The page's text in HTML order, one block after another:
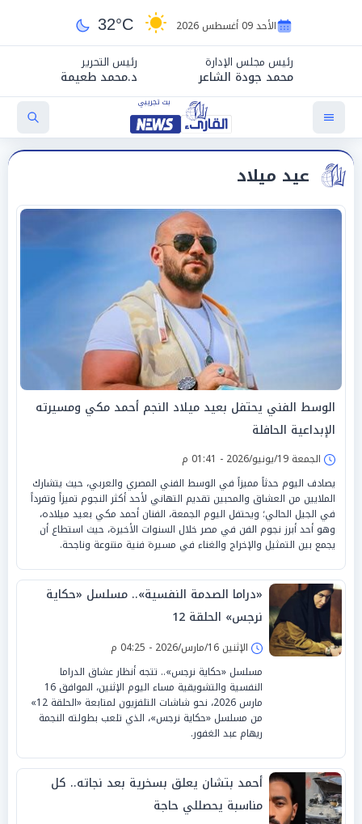
الأحد 09 أغسطس 2026 32°C
رئيس مجلس الإدارة
محمد جودة الشاعر
رئيس التحرير
د.محمد طعيمة
عيد ميلاد
الوسط الفني يحتفل بعيد ميلاد النجم أحمد مكي ومسيرته
الإبداعية الحافلة
الجمعة 19/يونيو/2026 - 01:41 م
يصادف اليوم حدثاً مميزاً في الوسط الفني المصري والعربي، حيث يتشارك
الملايين من العشاق والمحبين تقديم التهاني لأحد أكثر النجوم تميزاً وتفرداً
في الجيل الحالي؛ ويحتفل اليوم الجمعة، الفنان أحمد مكي بعيد ميلاده،
وهو أحد أبرز نجوم الفن في مصر خلال السنوات الأخيرة، حيث استطاع أن
يجمع بين التمثيل والإخراج والغناء في مسيرة فنية متنوعة وناجحة.
«دراما الصدمة النفسية».. مسلسل «حكاية
نرجس» الحلقة 12
الإثنين 16/مارس/2026 - 04:25 م
مسلسل «حكاية نرجس».. تتجه أنظار عشاق الدراما
النفسية والتشويقية مساء اليوم الإثنين، الموافق 16
مارس 2026، نحو شاشات التلفزيون لمتابعة «الحلقة 12»
من مسلسل «حكاية نرجس»، الذي تلعب بطولته النجمة
ريهام عبد الغفور.
أحمد بتشان يعلق بسخرية بعد نجاته.. كل
مناسبة يحصللي حاجة